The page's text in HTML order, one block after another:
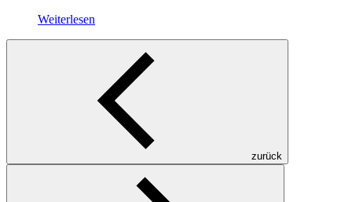
Weiterlesen
zurück